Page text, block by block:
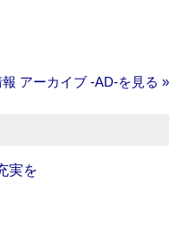
アーカイブ ‐AD‐を見る »
実を